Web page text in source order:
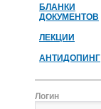
БЛАНКИ
ДОКУМЕНТОВ
ЛЕКЦИИ
АНТИДОПИНГ
Логин